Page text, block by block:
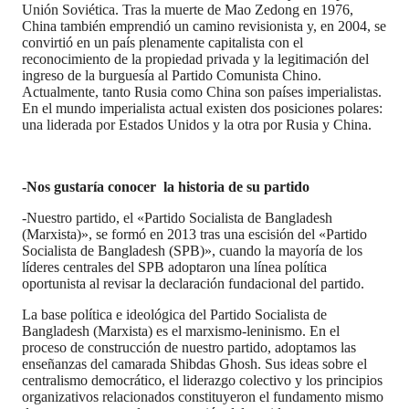
Unión Soviética. Tras la muerte de Mao Zedong en 1976,
China también emprendió un camino revisionista y, en 2004, se
convirtió en un país plenamente capitalista con el
reconocimiento de la propiedad privada y la legitimación del
ingreso de la burguesía al Partido Comunista Chino.
Actualmente, tanto Rusia como China son países imperialistas.
En el mundo imperialista actual existen dos posiciones polares:
una liderada por Estados Unidos y la otra por Rusia y China.
-Nos gustaría conocer la historia de su partido
-Nuestro partido, el «Partido Socialista de Bangladesh
(Marxista)», se formó en 2013 tras una escisión del «Partido
Socialista de Bangladesh (SPB)», cuando la mayoría de los
líderes centrales del SPB adoptaron una línea política
oportunista al revisar la declaración fundacional del partido.
La base política e ideológica del Partido Socialista de
Bangladesh (Marxista) es el marxismo-leninismo. En el
proceso de construcción de nuestro partido, adoptamos las
enseñanzas del camarada Shibdas Ghosh. Sus ideas sobre el
centralismo democrático, el liderazgo colectivo y los principios
organizativos relacionados constituyeron el fundamento mismo